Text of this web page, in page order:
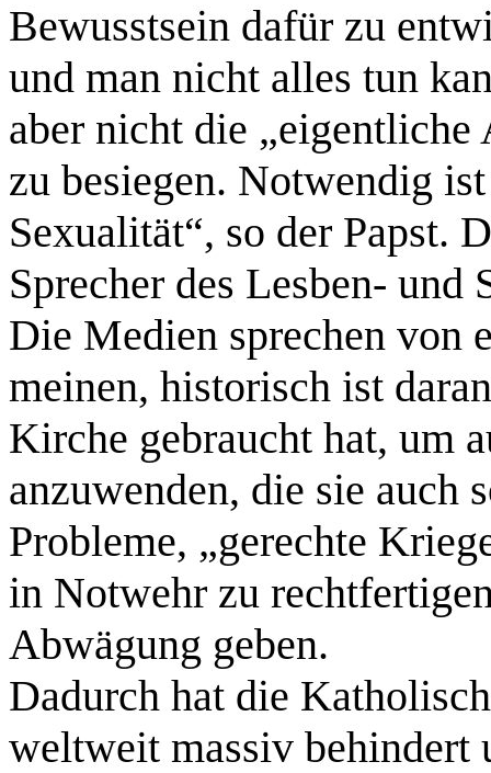
Bewusstsein dafür zu
und man nicht alles tun
aber nicht die
zu besiegen. Notwendig
Sexualität“, so der Papst.
Sprecher des Lesben-
Die Medien sprechen von
meinen, historisch ist
Kirche gebraucht hat, um
anzuwenden, die sie auch
Probleme, „gerechte
in Notwehr zu
Abwägung geben.
Dadurch hat die
weltweit massiv behindert